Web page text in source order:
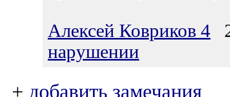
Алексей Ковриков 4
нарушении
+ добавить замечания